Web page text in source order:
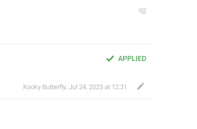
APPLIED
Kooky Butterfly, Jul 24, 2023 at 12:31